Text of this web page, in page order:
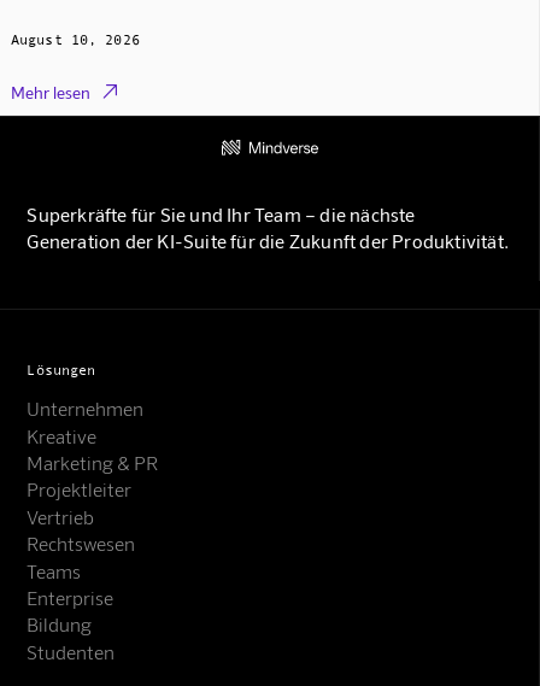
August 10, 2026
Mehr lesen 
Superkräfte für Sie und Ihr Team – die nächste
Generation der KI-Suite für die Zukunft der Produktivität.
Lösungen
Unternehmen
Kreative
Marketing & PR
Projektleiter
Vertrieb
Rechtswesen
Teams
Enterprise
Bildung
Studenten